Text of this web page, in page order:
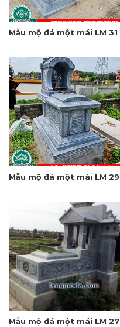
Mẫu mộ đá một mái LM 31
Mẫu mộ đá một mái LM 29
Mẫu mộ đá một mái LM 27